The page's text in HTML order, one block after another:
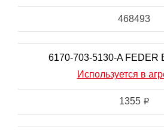
468493
6170-703-5130-A FEDER
Используется в
1355 i